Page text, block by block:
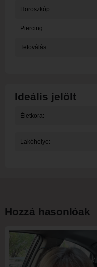
Horoszkóp:
Piercing:
Tetoválás:
Ideális jelölt
Életkora:
Lakóhelye:
Hozzá hasonlóak